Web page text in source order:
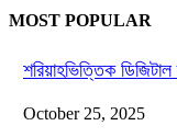
MOST POPULAR
শরিয়াহভিত্তিক
October 25, 2025